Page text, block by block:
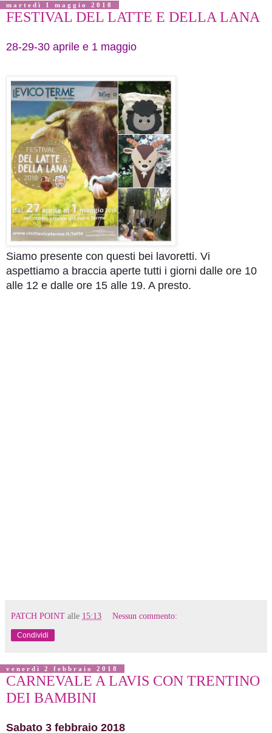
martedì 1 maggio 2018
FESTIVAL DEL LATTE E DELLA LANA
28-29-30 aprile e 1 maggio
Siamo presente con questi bei lavoretti. Vi
aspettiamo a braccia aperte tutti i giorni dalle ore 10
alle 12 e dalle ore 15 alle 19. A presto.
PATCH POINT alle 15:13 Nessun commento:
Condividi
venerdì 2 febbraio 2018
CARNEVALE A LAVIS CON TRENTINO
DEI BAMBINI
Sabato 3 febbraio 2018